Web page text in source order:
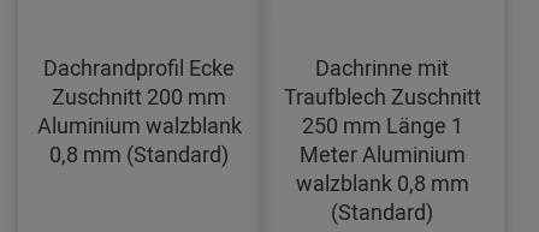
Dachrandprofil Ecke
Zuschnitt 200 mm
Aluminium walzblank
0,8 mm (Standard)
Dachrinne mit
Traufblech Zuschnitt
250 mm Länge 1
Meter Aluminium
walzblank 0,8 mm
(Standard)